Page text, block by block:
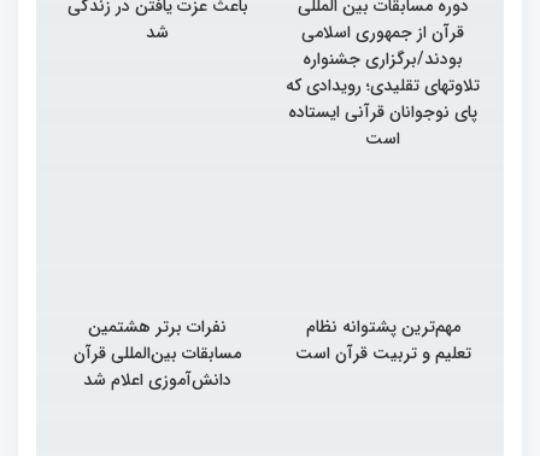
دوره مسابقات بین المللی
قرآن از جمهوری اسلامی
بودند/برگزاری جشنواره
تلاوتهای تقلیدی؛ رویدادی که
پای نوجوانان قرآنی ایستاده
است
باعث عزت یافتن در زندگی
شد
مهم‌ترین پشتوانه نظام
تعلیم و تربیت قرآن است
نفرات برتر هشتمین
مسابقات بین‌المللی قرآن
دانش‌آموزی اعلام شد